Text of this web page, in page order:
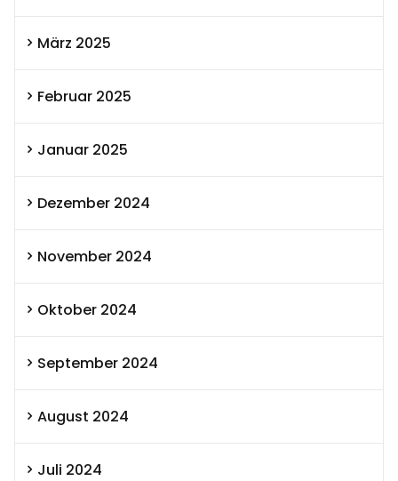
März 2025
Februar 2025
Januar 2025
Dezember 2024
November 2024
Oktober 2024
September 2024
August 2024
Juli 2024